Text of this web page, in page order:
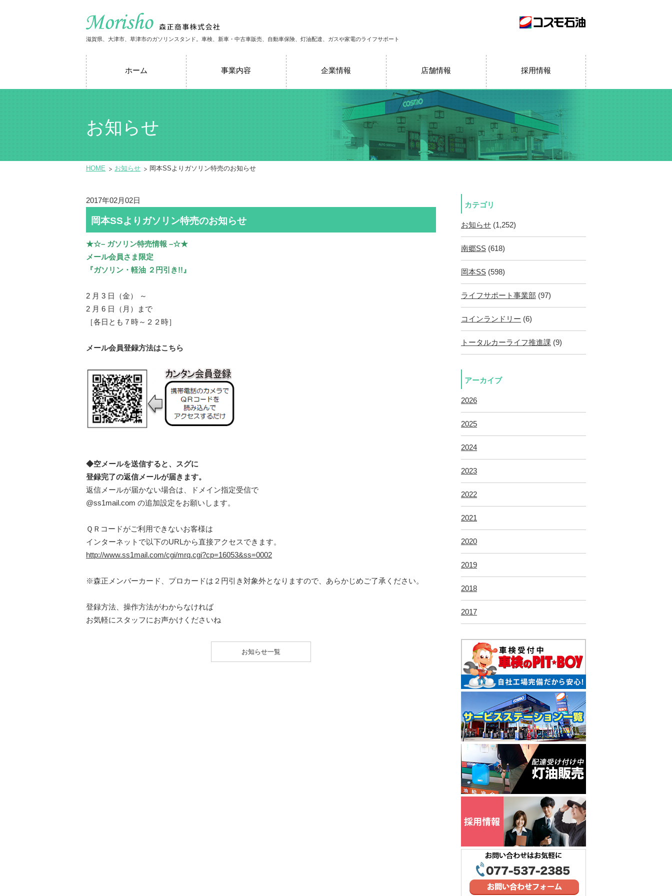
滋賀県、大津市、草津市のガソリンスタンド。車検、新車・中古車販売、自動車保険、灯油配達、ガスや家電のライフサポート
ホーム 事業内容 企業情報 店舗情報 採用情報
お知らせ
HOME お知らせ 岡本SSよりガソリン特売のお知らせ
2017年02月02日
岡本SSよりガソリン特売のお知らせ
★☆– ガソリン特売情報 –☆★
メール会員さま限定
『ガソリン・軽油 ２円引き!!』
2 月 3 日（金） ～
2 月 6 日（月）まで
［各日とも７時～２２時］
メール会員登録方法はこちら
◆空メールを送信すると、スグに
登録完了の返信メールが届きます。
返信メールが届かない場合は、ドメイン指定受信で
@ss1mail.com の追加設定をお願いします。
ＱＲコードがご利用できないお客様は
インターネットで以下のURLから直接アクセスできます。
http://www.ss1mail.com/cgi/mrq.cgi?cp=16053&ss=0002
※森正メンバーカード、プロカードは２円引き対象外となりますので、あらかじめご了承ください。
登録方法、操作方法がわからなければ
お気軽にスタッフにお声かけくださいね
お知らせ一覧
カテゴリ
お知らせ (1,252)
南郷SS (618)
岡本SS (598)
ライフサポート事業部 (97)
コインランドリー (6)
トータルカーライフ推進課 (9)
アーカイブ
2026
2025
2024
2023
2022
2021
2020
2019
2018
2017